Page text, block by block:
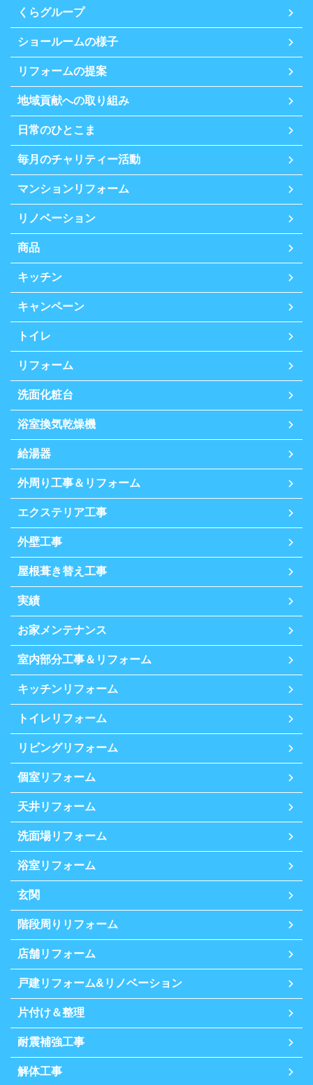
くらグループ
ショールームの様子
リフォームの提案
地域貢献への取り組み
日常のひとこま
毎月のチャリティー活動
マンションリフォーム
リノベーション
商品
キッチン
キャンペーン
トイレ
リフォーム
洗面化粧台
浴室換気乾燥機
給湯器
外周り工事＆リフォーム
エクステリア工事
外壁工事
屋根葺き替え工事
実績
お家メンテナンス
室内部分工事＆リフォーム
キッチンリフォーム
トイレリフォーム
リビングリフォーム
個室リフォーム
天井リフォーム
洗面場リフォーム
浴室リフォーム
玄関
階段周りリフォーム
店舗リフォーム
戸建リフォーム&リノベーション
片付け＆整理
耐震補強工事
解体工事